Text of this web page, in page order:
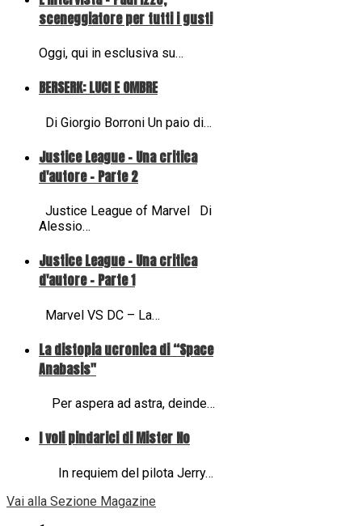
sceneggiatore per tutti i gusti
Oggi, qui in esclusiva su…
BERSERK: LUCI E OMBRE
Di Giorgio Borroni Un paio di…
Justice League - Una critica
d'autore - Parte 2
Justice League of Marvel Di
Alessio…
Justice League - Una critica
d'autore - Parte 1
Marvel VS DC – La…
La distopia ucronica di “Space
Anabasis"
Per aspera ad astra, deinde…
I voli pindarici di Mister No
In requiem del pilota Jerry…
Vai alla Sezione Magazine